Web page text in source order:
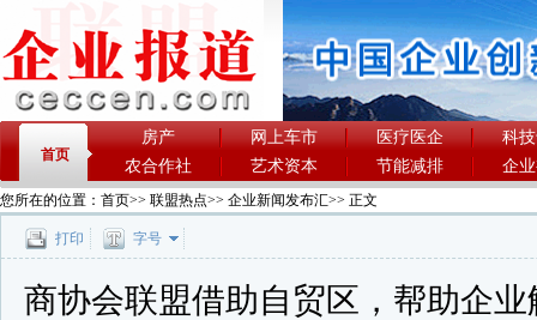
首页
房产 网上车市 医疗医企
科
农合作社
艺术资本 节能减排 企
您所在的位置： 首页>> 联盟热点>> 企业新闻发布汇>> 正文
打印 字号
商协会联盟借助自贸区，帮助企